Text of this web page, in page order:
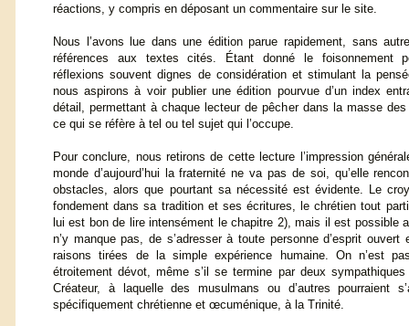
réactions, y compris en déposant un commentaire sur le site.
Nous l’avons lue dans une édition parue rapidement, sans
références aux textes cités. Étant donné le foisonnement
réflexions souvent dignes de considération et stimulant la
nous aspirons à voir publier une édition pourvue d’un index
détail, permettant à chaque lecteur de pêcher dans la masse
ce qui se réfère à tel ou tel sujet qui l’occupe.
Pour conclure, nous retirons de cette lecture l’impression
monde d’aujourd’hui la fraternité ne va pas de soi, qu’elle
obstacles, alors que pourtant sa nécessité est évidente. Le
fondement dans sa tradition et ses écritures, le chrétien tout
lui est bon de lire intensément le chapitre 2), mais il est possible
n’y manque pas, de s’adresser à toute personne d’esprit ouvert
raisons tirées de la simple expérience humaine. On n’est
étroitement dévot, même s’il se termine par deux sympathiques
Créateur, à laquelle des musulmans ou d’autres pourraient
spécifiquement chrétienne et œcuménique, à la Trinité.